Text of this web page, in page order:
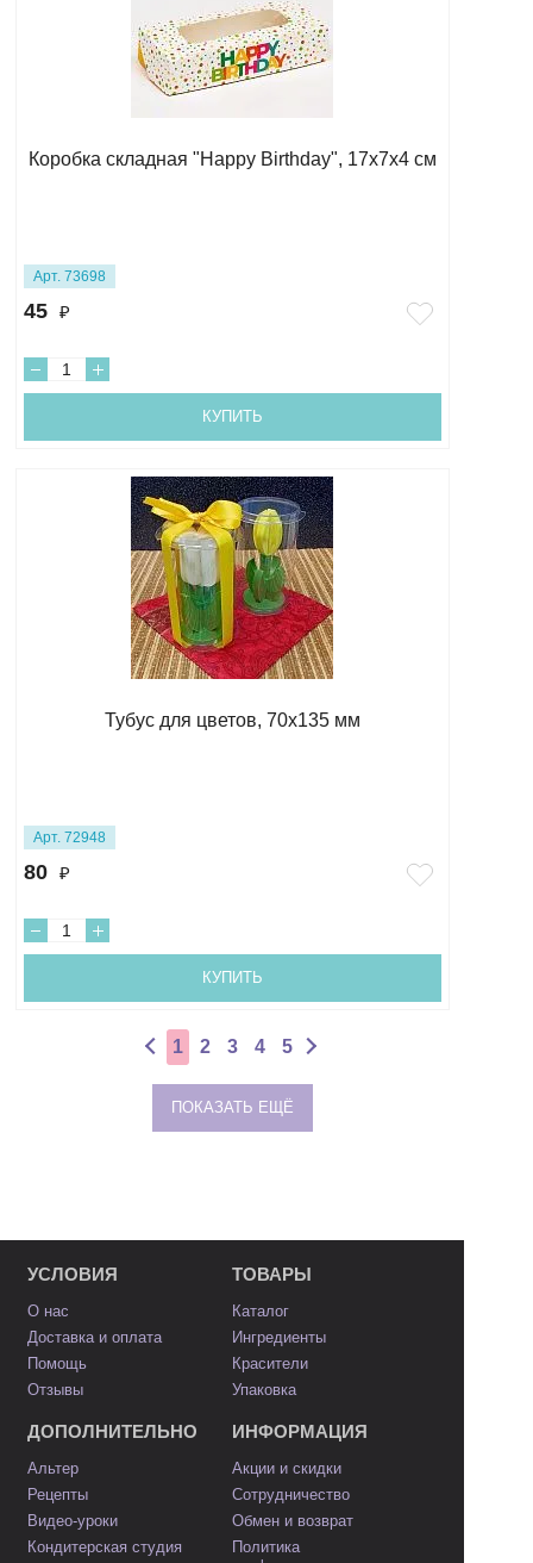
Коробка складная "Happy Birthday", 17х7х4 см
Арт. 73698
45 ₽
КУПИТЬ
Тубус для цветов, 70х135 мм
Арт. 72948
80 ₽
КУПИТЬ
1 2 3 4 5
ПОКАЗАТЬ ЕЩЁ
УСЛОВИЯ
О нас
Доставка и оплата
Помощь
Отзывы
ТОВАРЫ
Каталог
Ингредиенты
Красители
Упаковка
ДОПОЛНИТЕЛЬНО
Альтер
Рецепты
Видео-уроки
Кондитерская студия
ИНФОРМАЦИЯ
Акции и скидки
Сотрудничество
Обмен и возврат
Политика